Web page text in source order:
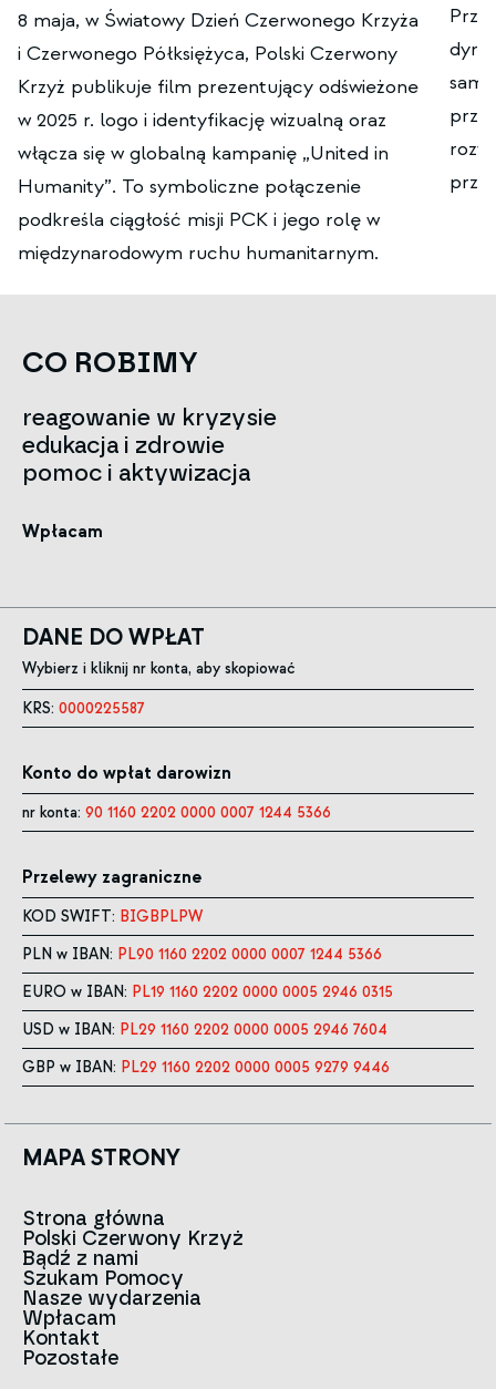
8 maja, w Światowy Dzień Czerwonego Krzyża
i Czerwonego Półksiężyca, Polski Czerwony
Krzyż publikuje film prezentujący odświeżone
w 2025 r. logo i identyfikację wizualną oraz
włącza się w globalną kampanię „United in
Humanity”. To symboliczne połączenie
podkreśla ciągłość misji PCK i jego rolę w
międzynarodowym ruchu humanitarnym.
CO ROBIMY
reagowanie w kryzysie
edukacja i zdrowie
pomoc i aktywizacja
Wpłacam
DANE DO WPŁAT
Wybierz i kliknij nr konta, aby skopiować
KRS: 0000225587
Konto do wpłat darowizn
nr konta: 90 1160 2202 0000 0007 1244 5366
Przelewy zagraniczne
KOD SWIFT: BIGBPLPW
PLN w IBAN: PL90 1160 2202 0000 0007 1244 5366
EURO w IBAN: PL19 1160 2202 0000 0005 2946 0315
USD w IBAN: PL29 1160 2202 0000 0005 2946 7604
GBP w IBAN: PL29 1160 2202 0000 0005 9279 9446
MAPA STRONY
Strona główna
Polski Czerwony Krzyż
Aktualności
O nas
Zespół
Czerwony Krzyż na świecie
Znak
Historia
Strategia 2030
Bądź z nami
Szukam Pomocy
Kontakt do oddziałów
Infolinia
Nasze wydarzenia
Wpłacam
Kontakt
Pozostałe